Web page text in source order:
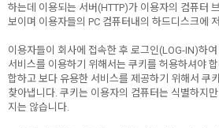
하는데 이용되는 서버(HTTP)가 이용자의 컴퓨터
보이며 이용자들의 PC 컴퓨터내의 하드디스크에
이용자들이 회사에 접속한 후 로그인(LOG-IN)하
서비스를 이용하기 위해서는 쿠키를 허용하셔야
합하고 보다 유용한 서비스를 제공하기 위해서 쿠
찾아냅니다. 쿠키는 이용자의 컴퓨터는 식별하지
지는 않습니다.